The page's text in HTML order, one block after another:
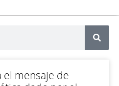
el mensaje de